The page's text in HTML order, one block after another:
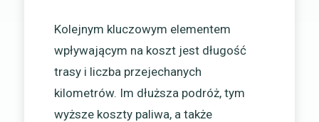
Kolejnym kluczowym elementem
wpływającym na koszt jest długość
trasy i liczba przejechanych
kilometrów. Im dłuższa podróż, tym
wyższe koszty paliwa, a także